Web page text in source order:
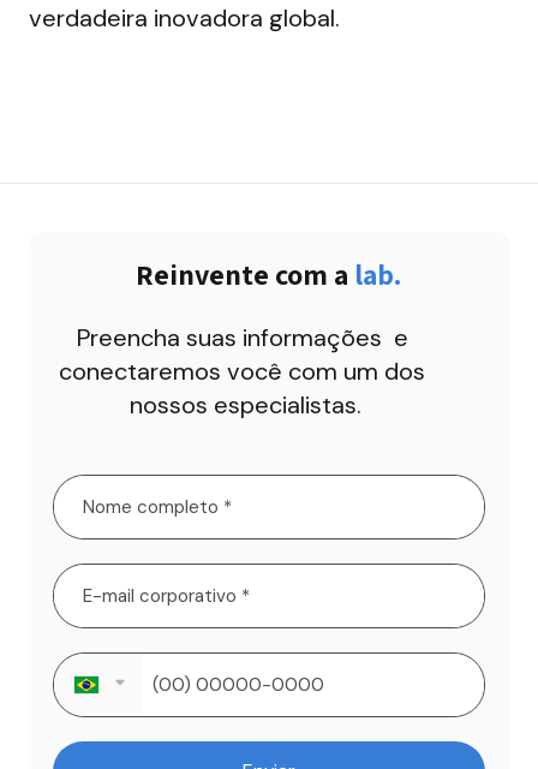
verdadeira inovadora global.
Reinvente com a lab.
Preencha suas informações  e
conectaremos você com um dos
nossos especialistas.